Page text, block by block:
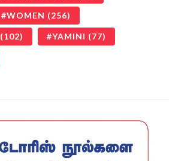
WOMEN (256)
(102) YAMINI (77)